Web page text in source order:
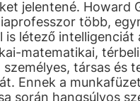
jelentené. Howard
több,
is létező
matematikai,
személyes, társas és
Ennek a
során hangsúlyos